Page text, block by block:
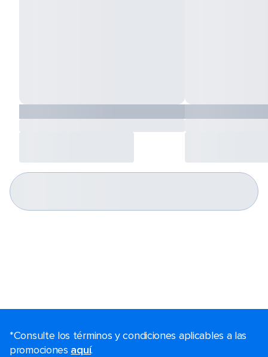
*Consulte los términos y condiciones aplicables a las
promociones aquí.